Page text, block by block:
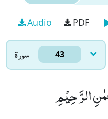
Audio PDF
سورۃ 43
الرَّحِیْمِ